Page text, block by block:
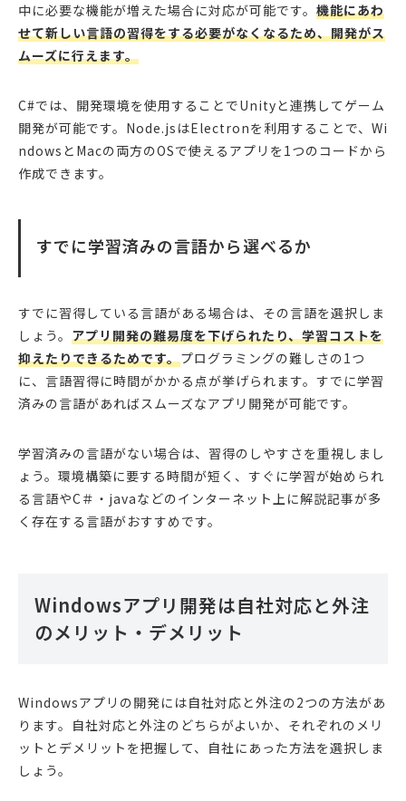
中に必要な機能が増えた場合に対応が可能です。 機能にあわ
せて新しい言語の習得をする必要がなくなるため、開発がス
ムーズに行えます。
C#では、開発環境を使用することでUnityと連携してゲーム
開発が可能です。Node.jsはElectronを利用することで、Wi
ndowsとMacの両方のOSで使えるアプリを1つのコードから
作成できます。
すでに学習済みの言語から選べるか
すでに習得している言語がある場合は、その言語を選択しま
しょう。 アプリ開発の難易度を下げられたり、学習コストを
抑えたりできるためです。プログラミングの難しさの1つ
に、言語習得に時間がかかる点が挙げられます。すでに学習
済みの言語があればスムーズなアプリ開発が可能です。
学習済みの言語がない場合は、習得のしやすさを重視しまし
ょう。環境構築に要する時間が短く、すぐに学習が始められ
る言語やC＃・javaなどのインターネット上に解説記事が多
く存在する言語がおすすめです。
Windowsアプリ開発は自社対応と外注
のメリット・デメリット
Windowsアプリの開発には自社対応と外注の2つの方法があ
ります。自社対応と外注のどちらがよいか、それぞれのメリ
ットとデメリットを把握して、自社にあった方法を選択しま
しょう。